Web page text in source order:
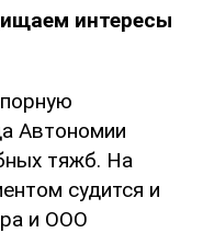
интересы
Автономии
тяжб. На
судится и
и ООО